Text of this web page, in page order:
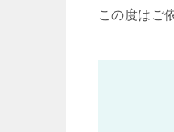
この度はご